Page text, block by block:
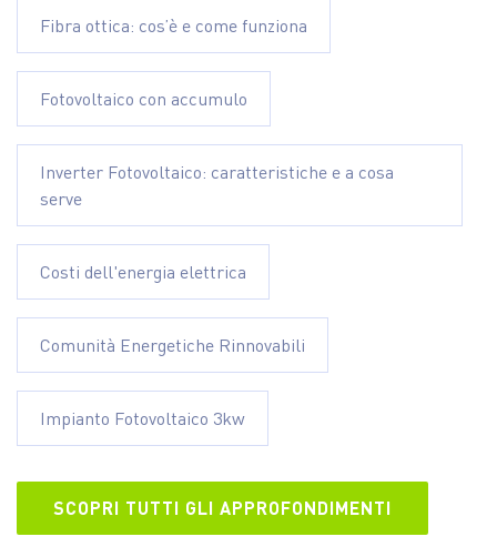
Fibra ottica: cos’è e come funziona
Fotovoltaico con accumulo
Inverter Fotovoltaico: caratteristiche e a cosa
serve
Costi dell'energia elettrica
Comunità Energetiche Rinnovabili
Impianto Fotovoltaico 3kw
SCOPRI TUTTI GLI APPROFONDIMENTI